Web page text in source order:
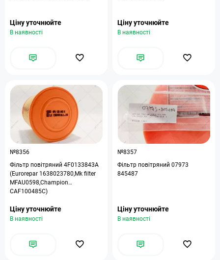
Ціну уточнюйте
В наявності
Ціну уточнюйте
В наявності
№8356
Фільтр повітряний 4F0133843A
(Eurorepar 1638023780,Mk filter
MFAU0598,Champion
CAF100485C)
Ціну уточнюйте
В наявності
№8357
Фільтр повітряний 07973
845487
Ціну уточнюйте
В наявності